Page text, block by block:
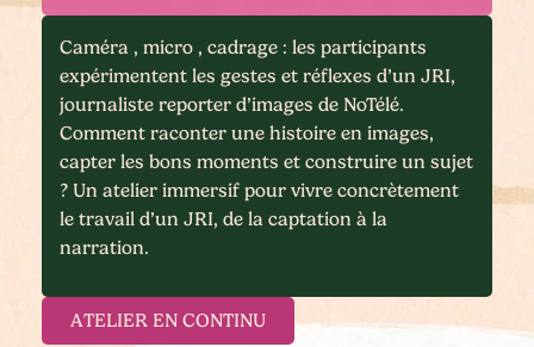
Caméra , micro , cadrage : les participants
expérimentent les gestes et réflexes d’un JRI,
journaliste reporter d’images de NoTélé.
Comment raconter une histoire en images,
capter les bons moments et construire un sujet
? Un atelier immersif pour vivre concrètement
le travail d’un JRI, de la captation à la
narration.
ATELIER EN CONTINU